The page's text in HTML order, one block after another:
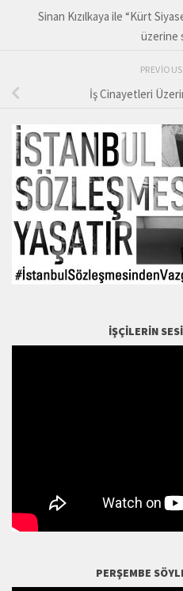
Sinan Kızılkaya ile “Kürt
üzerine
İş Cinayetleri
İŞÇILERIN
PERŞEMBE